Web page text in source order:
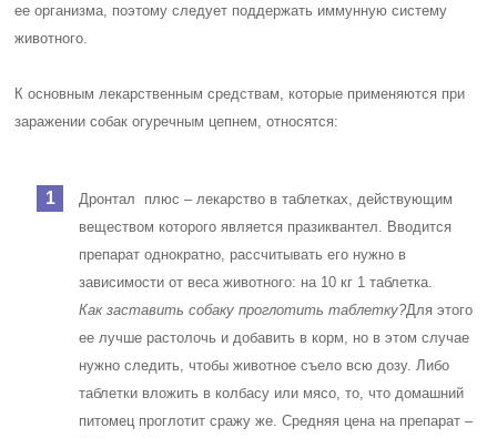
ее организма, поэтому следует поддержать иммунную систему
животного.
К основным лекарственным средствам, которые применяются при
заражении собак огуречным цепнем, относятся:
Дронтал плюс – лекарство в таблетках, действующим
веществом которого является празиквантел. Вводится
препарат однократно, рассчитывать его нужно в
зависимости от веса животного: на 10 кг 1 таблетка.
Как заставить собаку проглотить таблетку?Для этого
ее лучше растолочь и добавить в корм, но в этом случае
нужно следить, чтобы животное съело всю дозу. Либо
таблетки вложить в колбасу или мясо, то, что домашний
питомец проглотит сражу же. Средняя цена на препарат –